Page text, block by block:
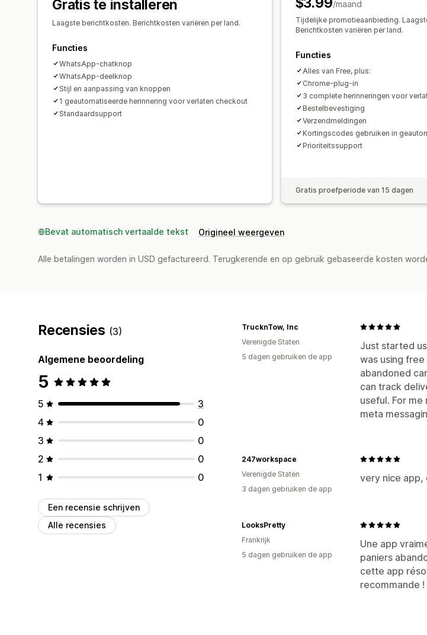
Gratis te installeren
Laagste berichtkosten. Berichtkosten variëren per land.
Functies
WhatsApp-chatknop
WhatsApp-deelknop
Stijl en aanpassing van knoppen
1 geautomatiseerde herinnering voor verlaten checkout
Standaardsupport
/maand
Tijdelijke promotieaanbieding.
Berichtkosten variëren per land.
Functies
Alles van Free, plus:
Chrome-plug-in
3 complete herinneringen voor
Bestelbevestiging
Verzendmeldingen
Kortingscodes gebruiken in
Prioriteitssupport
Gratis proefperiode van 15 dagen
Bevat automatisch vertaalde tekst Origineel weergeven
Alle betalingen worden in USD gefactureerd. Terugkerende en op gebruik gebaseerde kosten
Recensies (3)
Algemene beoordeling
5
5
3
4
0
3
0
2
0
1
0
Een recensie schrijven
Alle recensies
Just started
was using
abandoned
can track
useful. For
meta
TrucknTow, Inc
Verenigde Staten
5 dagen gebruiken de app
very nice app,
247workspace
Verenigde Staten
3 dagen gebruiken de app
Une app
paniers
cette app
recommande !
LooksPretty
Frankrijk
5 dagen gebruiken de app